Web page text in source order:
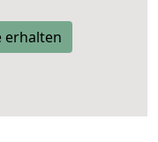
erhalten